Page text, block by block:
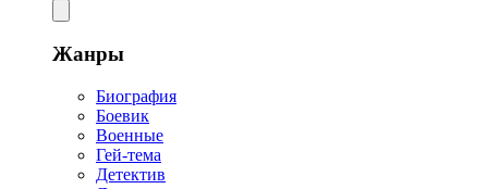
Жанры
Биография
Боевик
Военные
Гей-тема
Детектив